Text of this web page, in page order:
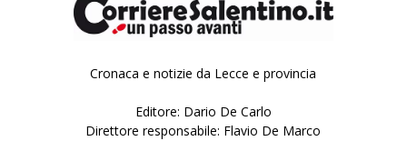
Cronaca e notizie da Lecce e provincia
Editore: Dario De Carlo
Direttore responsabile: Flavio De Marco